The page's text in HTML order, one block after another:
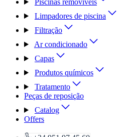
Piscinas removíveis
Limpadores de piscina
Filtração
Ar condicionado
Capas
Produtos químicos
Tratamento
Peças de reposição
Catalog
Offers